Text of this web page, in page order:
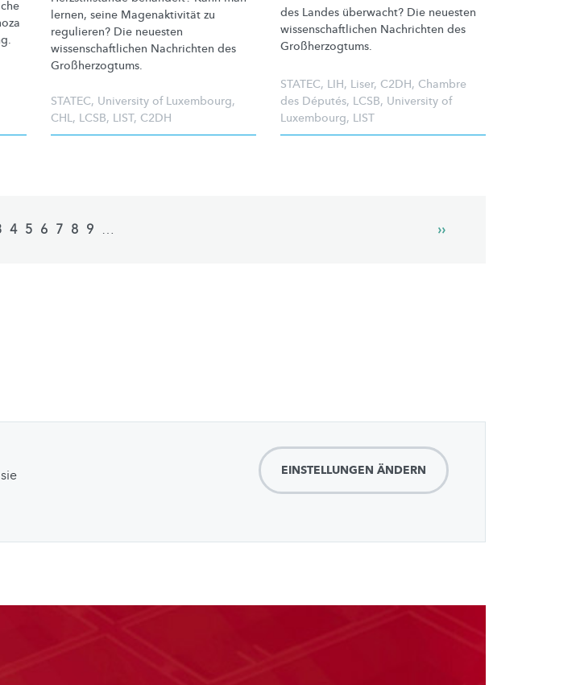
lernen, seine Magenaktivität zu
regulieren? Die neuesten
wissenschaftlichen Nachrichten des
Großherzogtums.
STATEC, University of Luxembourg,
CHL, LCSB, LIST, C2DH
des Landes überwacht? Die neuesten
wissenschaftlichen Nachrichten des
Großherzogtums.
STATEC, LIH, Liser, C2DH, Chambre
des Députés, LCSB, University of
Luxembourg, LIST
Page
4 Page
5 Page
6 Page
7 Page
8 Page
9 …
Next
››
EINSTELLUNGEN ÄNDERN